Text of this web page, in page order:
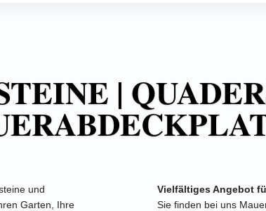
|
und
Garten, Ihre
Vielfältiges Angebot
Sie finden bei uns